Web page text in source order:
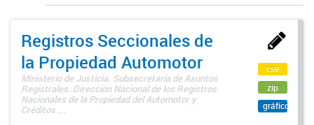
Registros Seccionales de
la Propiedad Automotor
Ministerio de Justicia. Subsecretaría de Asuntos
Registrales. Dirección Nacional de los Registros
Nacionales de la Propiedad del Automotor y
Créditos ...
csv
zip
gráfico